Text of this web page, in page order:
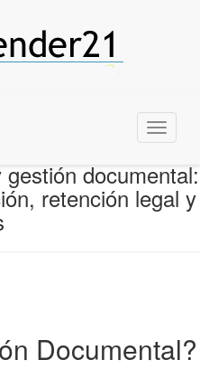
Menu
documental:
retención legal y
Documental?